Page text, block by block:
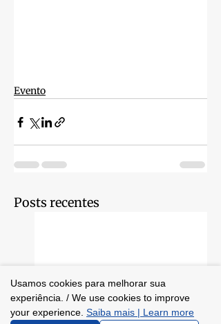
Evento
Posts recentes
Usamos cookies para melhorar sua
experiência. / We use cookies to improve
your experience. Saiba mais | Learn more